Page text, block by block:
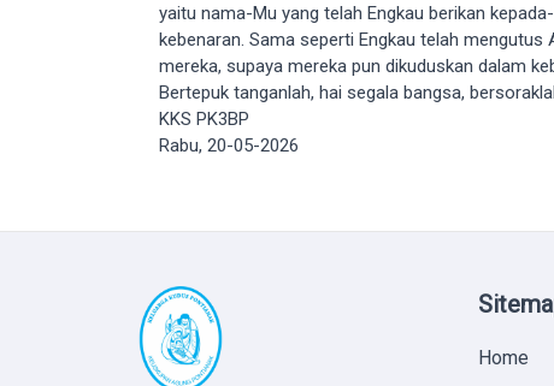
yaitu nama-Mu yang telah Engkau berikan
kebenaran. Sama seperti Engkau telah
mereka, supaya mereka pun dikuduskan dalam
Bertepuk tanganlah, hai segala bangsa,
KKS PK3BP
Rabu, 20-05-2026
Home